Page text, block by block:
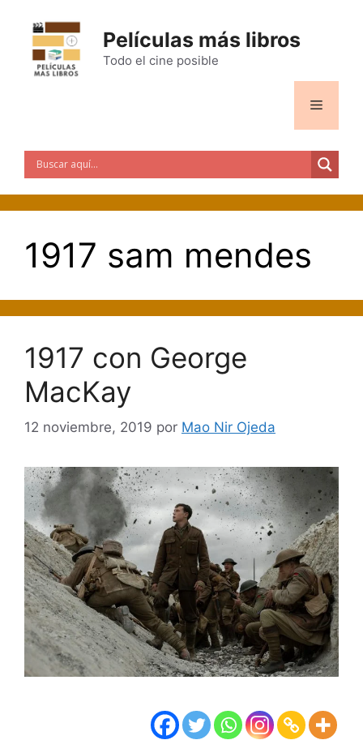
contenido
Películas más libros
Todo el cine posible
Menú
1917 sam mendes
1917 con George
MacKay
12 noviembre, 2019 por Mao Nir Ojeda